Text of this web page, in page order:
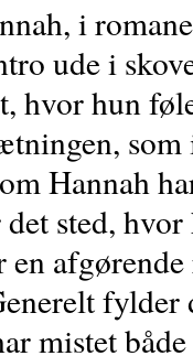
i
ude i
hvor hun
Hannah
sted,
fylder
mistet